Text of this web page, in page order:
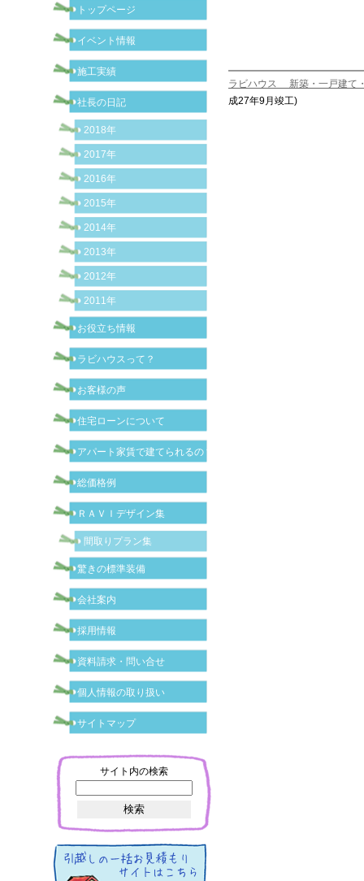
ラビハウス 新築・一戸建て
成27年9月竣工)
トップページ
イベント情報
施工実績
社長の日記
2018年
2017年
2016年
2015年
2014年
2013年
2012年
2011年
お役立ち情報
ラビハウスって？
お客様の声
住宅ローンについて
アパート家賃で建てられるの？
総価格例
ＲＡＶＩデザイン集
間取りプラン集
驚きの標準装備
会社案内
採用情報
資料請求・問い合せ
個人情報の取り扱い
サイトマップ
サイト内の検索